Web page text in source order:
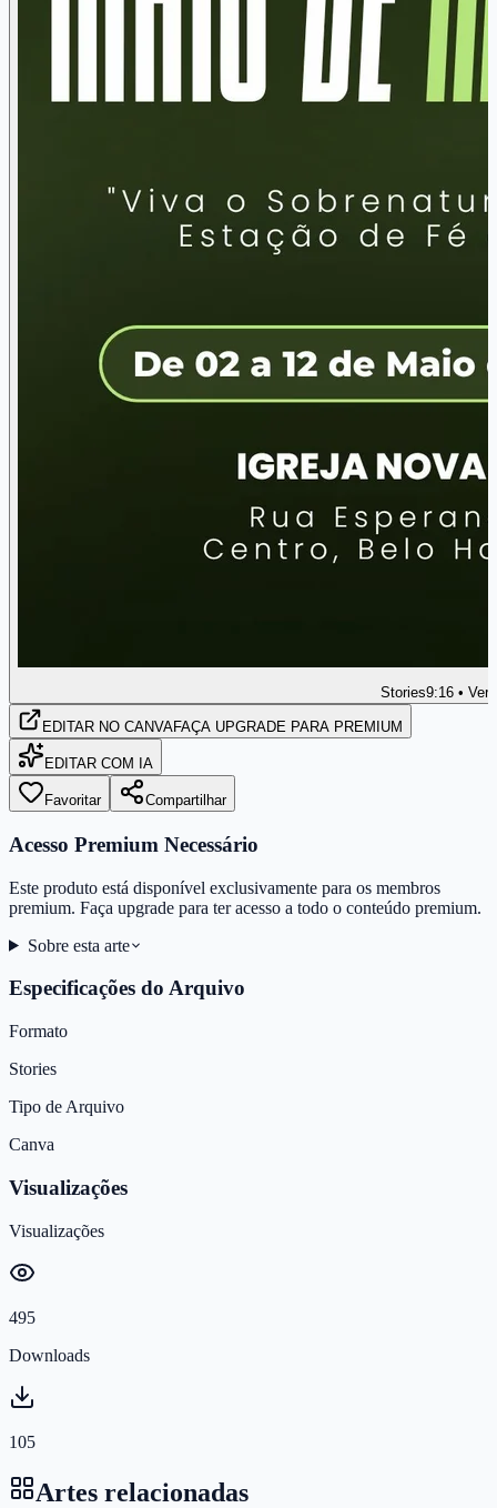
Stories9:16 •
EDITAR NO CANVAFAÇA UPGRADE PARA PREMIUM
EDITAR COM IA
Favoritar Compartilhar
Acesso Premium Necessário
Este produto está disponível exclusivamente para os membros
premium. Faça upgrade para ter acesso a todo o conteúdo premium.
Sobre esta arte
Especificações do Arquivo
Formato
Stories
Tipo de Arquivo
Canva
Visualizações
Visualizações
495
Downloads
105
Artes relacionadas